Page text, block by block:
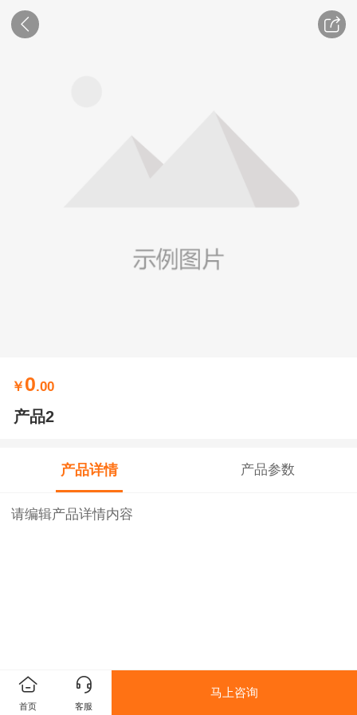
￥ 0.00
产品2
产品详情 产品参数
请编辑产品详情内容
首页 客服
马上咨询